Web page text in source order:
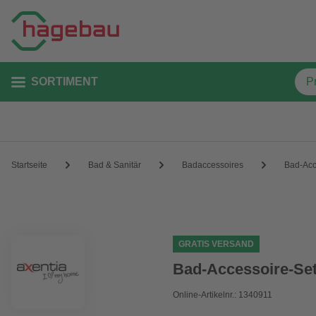
SORTIMENT
Startseite Bad & Sanitär Badaccessoires Bad-
GRATIS VERSAND
Bad-Accessoire-
Online-Artikelnr.: 1340911